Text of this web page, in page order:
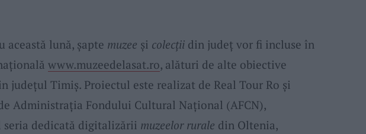
această lună, șapte muzee și colecțiidin județ vor fi incluse în
www.muzeedelasat.ro, alături de alte obiective
județul Timiș. Proiectul este realizat de Real Tour Ro și
Administrația Fondului Cultural Național (AFCN),
seria dedicată digitalizării muzeelor rurale din Oltenia,